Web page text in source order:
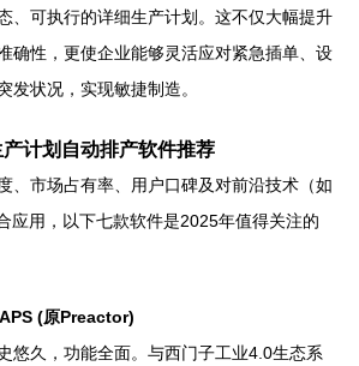
、可执行的详细生产计划。这不仅大幅提升
确性，更使企业能够灵活应对紧急插单、设
发状况，实现敏捷制造。
计划自动排产软件推荐
、市场占有率、用户口碑及对前沿技术（如
应用，以下七款软件是2025年值得关注的
(原Preactor)
悠久，功能全面。与西门子工业4.0生态系